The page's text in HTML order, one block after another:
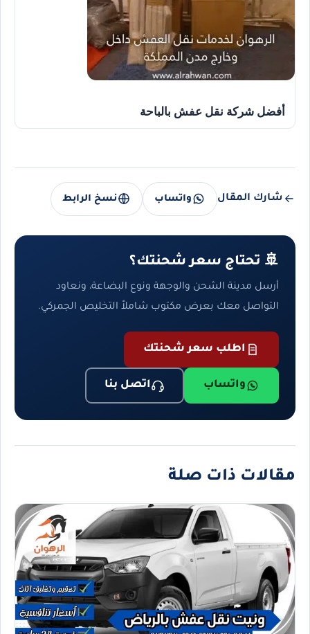
أفضل شركة نقل عفش بالباحة
شارك المقال واتساب نسخ الرابط
🚢 تحتاج سعر شحنتك؟
أرسل مدينة الشحن والوجهة ونوع البضاعة، ونعاود
التواصل معك بعرض مكتوب شاملاً التخليص الجمركي.
اطلب سعر شحنتك
واتساب اتصل بنا
مقالات ذات صلة